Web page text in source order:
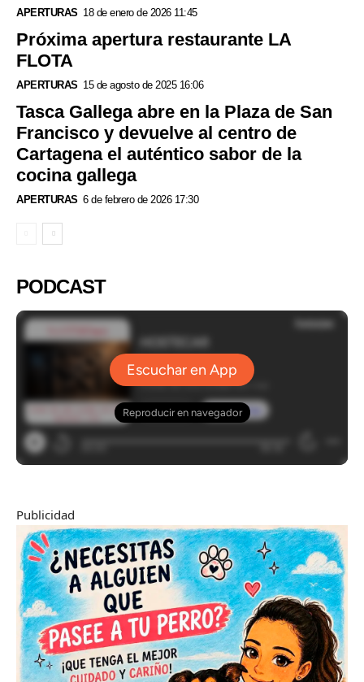
APERTURAS 18 de enero de 2026 11:45
Próxima apertura restaurante LA
FLOTA
APERTURAS 15 de agosto de 2025 16:06
Tasca Gallega abre en la Plaza de San
Francisco y devuelve al centro de
Cartagena el auténtico sabor de la
cocina gallega
APERTURAS 6 de febrero de 2026 17:30
PODCAST
Publicidad